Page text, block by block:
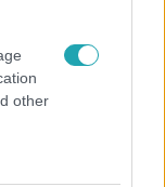
other
hozhat